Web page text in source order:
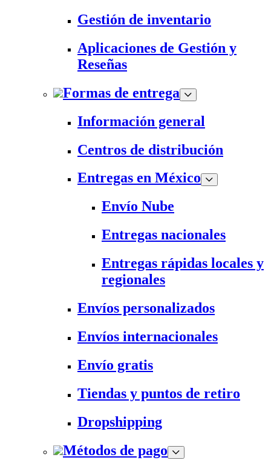
Gestión de inventario
Aplicaciones de Gestión y
Reseñas
Formas de entrega
Información general
Centros de distribución
Entregas en México
Envío Nube
Entregas nacionales
Entregas rápidas locales y
regionales
Envíos personalizados
Envíos internacionales
Envío gratis
Tiendas y puntos de retiro
Dropshipping
Métodos de pago